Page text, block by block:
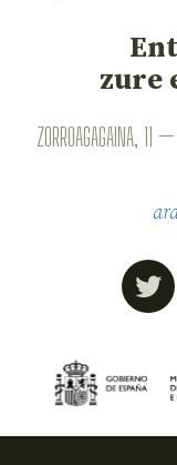
zure
ZORROAGAGAINA, 11